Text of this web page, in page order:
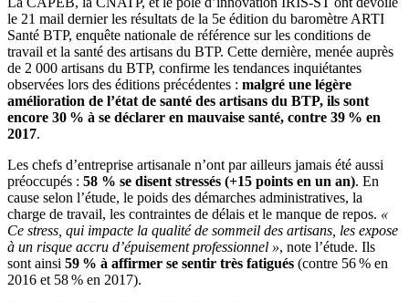
le 21 mail dernier les résultats de la 5e édition du baromètre ARTI
Santé BTP, enquête nationale de référence sur les conditions de
travail et la santé des artisans du BTP. Cette dernière, menée auprès
de 2 000 artisans du BTP, confirme les tendances inquiétantes
observées lors des éditions précédentes : malgré une légère
amélioration de l’état de santé des artisans du BTP, ils sont
encore 30 % à se déclarer en mauvaise santé, contre 39 % en
2017.
Les chefs d’entreprise artisanale n’ont par ailleurs jamais été aussi
préoccupés : 58 % se disent stressés (+15 points en un an). En
cause selon l’étude, le poids des démarches administratives, la
charge de travail, les contraintes de délais et le manque de repos. «
Ce stress, qui impacte la qualité de sommeil des artisans, les expose
à un risque accru d’épuisement professionnel », note l’étude. Ils
sont ainsi 59 % à affirmer se sentir très fatigués (contre 56 % en
2016 et 58 % en 2017).